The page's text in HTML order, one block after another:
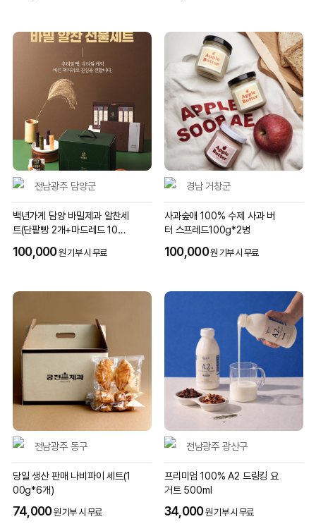
전남광주 담양군
백년가게 담양 바밀제과 알찬세
트(단팥빵 2개+마드레드 100g
100,000원 기부 시 무료
경남 거창군
사과숲애 100% 수제 사과 버
터 스프레드100g*2병
100,000원 기부 시 무료
전남광주 동구
당일 생산 판매 나비파이 세트(1
00g*6개)
74,000원 기부 시 무료
전남광주 광산구
프리미엄 100% A2 드링킹 요
거트 500ml
34,000원 기부 시 무료